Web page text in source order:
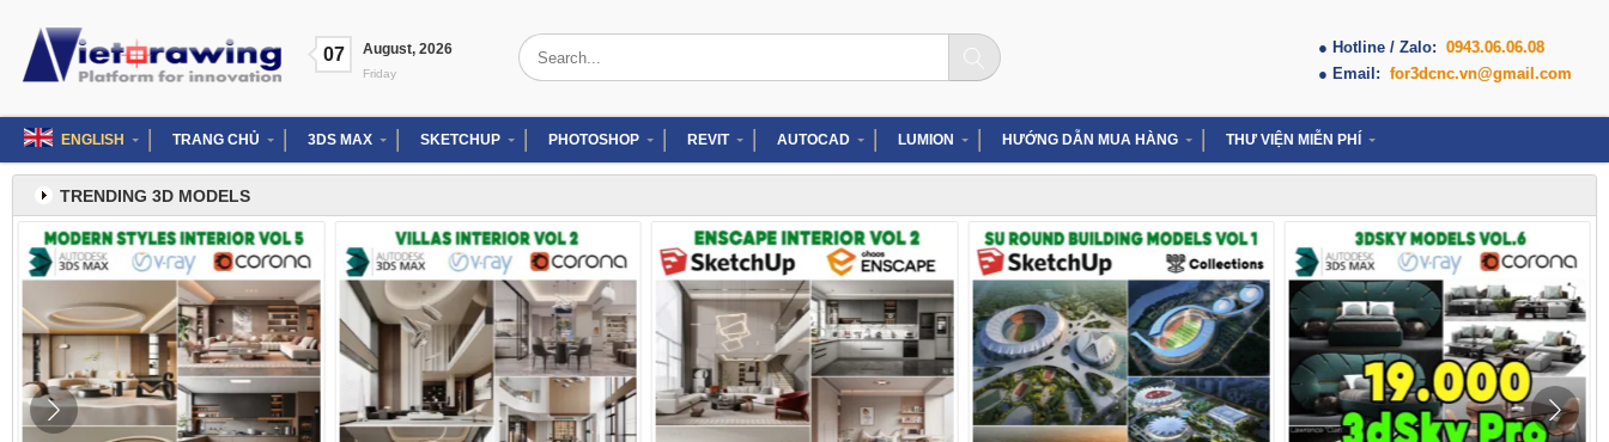
content
07 August, 2026
Friday
Search
for:
● Hotline / Zalo: 0943.06.06.08
● Email: for3dcnc.vn@gmail.com
ENGLISH TRANG CHỦ 3DS MAX SKETCHUP PHOTOSHOP REVIT AUTOCAD LUMION HƯỚNG DẪN MUA HÀNG THƯ VIỆN MIỄN PHÍ
TRENDING 3D MODELS